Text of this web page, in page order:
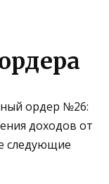
ордер №26:
доходов от
следующие